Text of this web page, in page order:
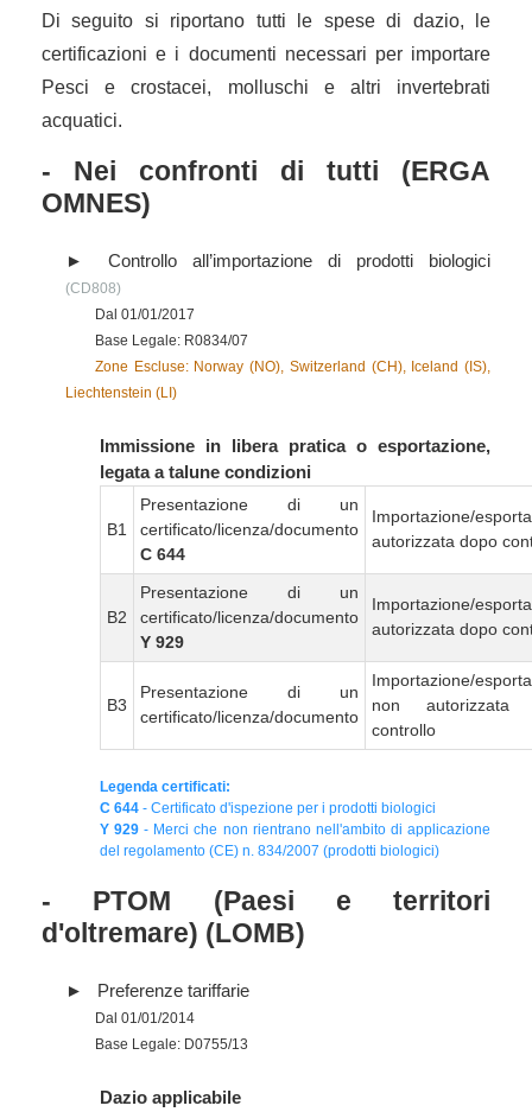
Di seguito si riportano tutti le spese di dazio, le
certificazioni e i documenti necessari per importare
Pesci e crostacei, molluschi e altri invertebrati
acquatici.
- Nei confronti di tutti (ERGA
OMNES)
Controllo all’importazione di prodotti biologici
(CD808)
Dal 01/01/2017
Base Legale: R0834/07
Zone Escluse: Norway (NO), Switzerland (CH), Iceland (IS),
Liechtenstein (LI)
Immissione in libera pratica o esportazione,
legata a talune condizioni
B1
Presentazione di un
certificato/licenza/documento
C 644
Importazione/
autorizzata dopo
B2
Presentazione di un
certificato/licenza/documento
Y 929
Importazione/
autorizzata dopo
B3
Presentazione di un
certificato/licenza/documento
Importazione/
non autorizzata
controllo
Legenda certificati:
C 644 - Certificato d'ispezione per i prodotti biologici
Y 929 - Merci che non rientrano nell'ambito di applicazione
del regolamento (CE) n. 834/2007 (prodotti biologici)
- PTOM (Paesi e territori
d'oltremare) (LOMB)
Preferenze tariffarie
Dal 01/01/2014
Base Legale: D0755/13
Dazio applicabile